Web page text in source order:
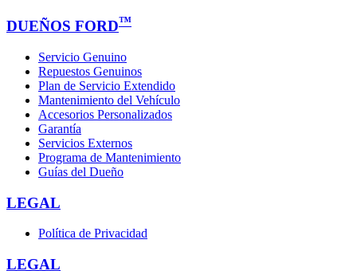
DUEÑOS FORD™
Servicio Genuino
Repuestos Genuinos
Plan de Servicio Extendido
Mantenimiento del Vehículo
Accesorios Personalizados
Garantía
Servicios Externos
Programa de Mantenimiento
Guías del Dueño
LEGAL
Política de Privacidad
LEGAL